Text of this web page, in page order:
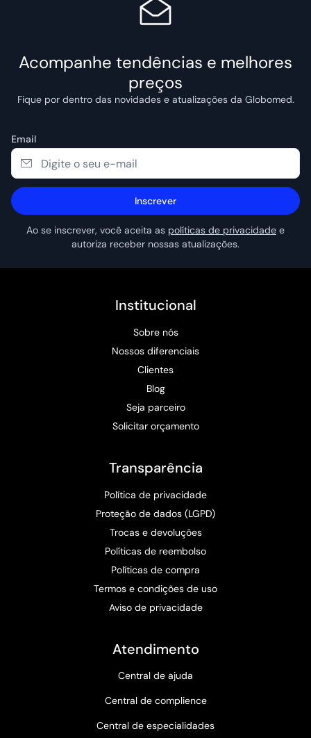
Acompanhe tendências e melhores
preços
Fique por dentro das novidades e atualizações da Globomed.
Email
Inscrever
Ao se inscrever, você aceita as políticas de privacidade e
autoriza receber nossas atualizações.
Institucional
Sobre nós
Nossos diferenciais
Clientes
Blog
Seja parceiro
Solicitar orçamento
Transparência
Política de privacidade
Proteção de dados (LGPD)
Trocas e devoluções
Políticas de reembolso
Políticas de compra
Termos e condições de uso
Aviso de privacidade
Atendimento
Central de ajuda
Central de complience
Central de especialidades